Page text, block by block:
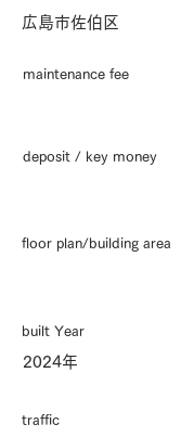
広島市佐伯区
maintenance fee
deposit / key money
floor plan/building area
built Year
2024年
traffic